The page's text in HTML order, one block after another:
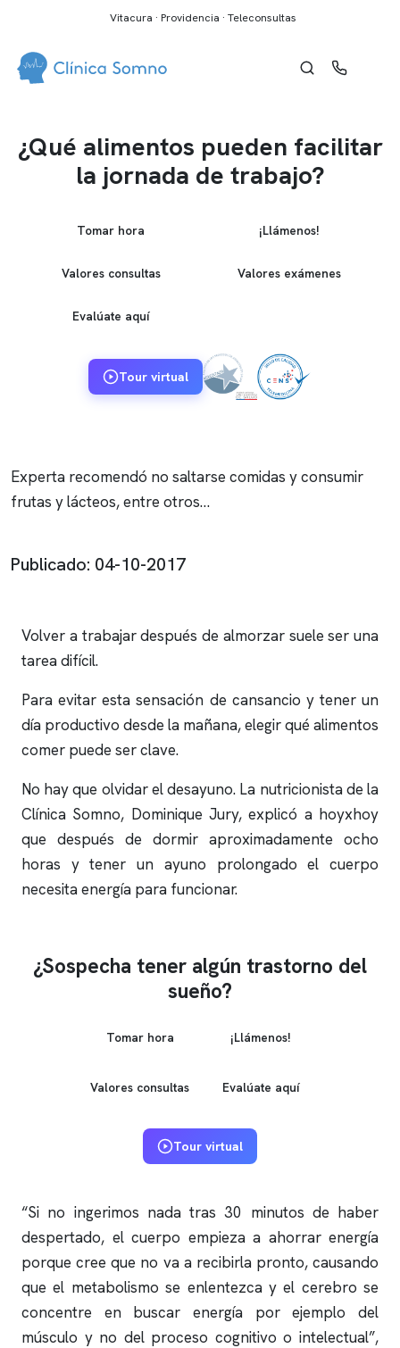
Vitacura · Providencia · Teleconsultas
¿Qué alimentos pueden facilitar
la jornada de trabajo?
Tomar hora ¡Llámenos!
Valores consultas Valores exámenes
Evalúate aquí
Tour virtual
Experta recomendó no saltarse comidas y consumir
frutas y lácteos, entre otros…
Publicado: 04-10-2017
Volver a trabajar después de almorzar suele ser una
tarea difícil.
Para evitar esta sensación de cansancio y tener un
día productivo desde la mañana, elegir qué alimentos
comer puede ser clave.
No hay que olvidar el desayuno. La nutricionista de la
Clínica Somno, Dominique Jury, explicó a hoyxhoy
que después de dormir aproximadamente ocho
horas y tener un ayuno prolongado el cuerpo
necesita energía para funcionar.
¿Sospecha tener algún trastorno del
sueño?
Tomar hora ¡Llámenos!
Valores consultas Evalúate aquí
Tour virtual
“Si no ingerimos nada tras 30 minutos de haber
despertado, el cuerpo empieza a ahorrar energía
porque cree que no va a recibirla pronto, causando
que el metabolismo se enlentezca y el cerebro se
concentre en buscar energía por ejemplo del
músculo y no del proceso cognitivo o intelectual”,